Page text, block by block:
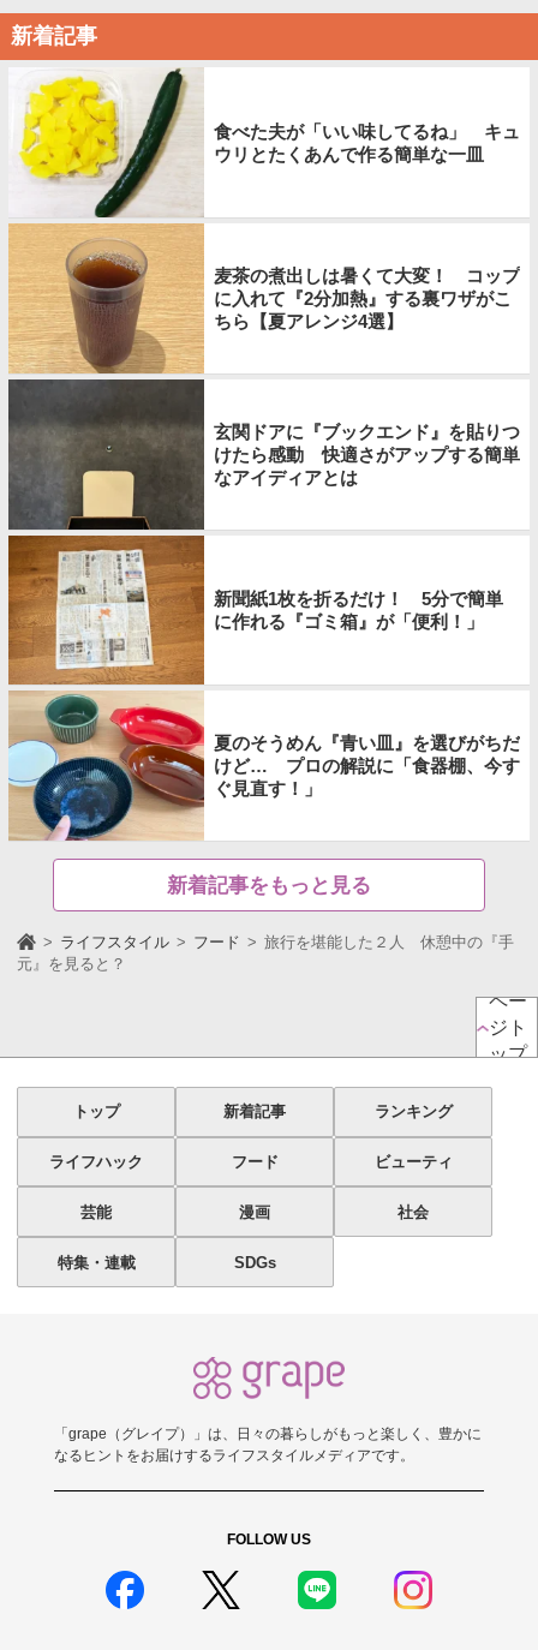
新着記事
食べた夫が「いい味してるね」 キュ
ウリとたくあんで作る簡単な一皿
麦茶の煮出しは暑くて大変！ コップ
に入れて『2分加熱』する裏ワザがこ
ちら【夏アレンジ4選】
玄関ドアに『ブックエンド』を貼りつ
けたら感動 快適さがアップする簡単
なアイディアとは
新聞紙1枚を折るだけ！ 5分で簡単
に作れる『ゴミ箱』が「便利！」
夏のそうめん『青い皿』を選びがちだ
けど… プロの解説に「食器棚、今す
ぐ見直す！」
新着記事をもっと見る
ライフスタイル フード
旅行を堪能した２人 休憩中の『手
元』を見ると？
ペー
ジト
ップ
トップ 新着記事 ランキング
ライフハック フード ビューティ
芸能 漫画 社会
特集・連載 SDGs
「grape（グレイプ）」は、日々の暮らしがもっと楽しく、豊かに
なるヒントをお届けするライフスタイルメディアです。
FOLLOW US